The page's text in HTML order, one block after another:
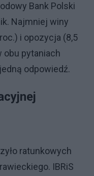
Bank Polski
Najmniej winy
i opozycja (8,5
obu pytaniach
odpowiedź.
ratunkowych
IBRiS